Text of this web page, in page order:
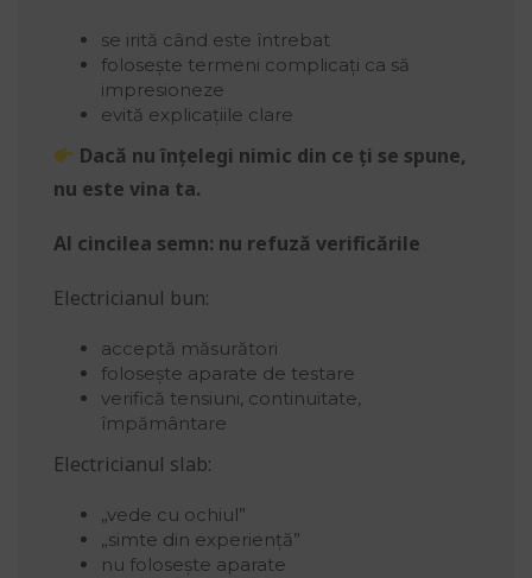
se irită când este întrebat
folosește termeni complicați ca să
impresioneze
evită explicațiile clare
Dacă nu înțelegi nimic din ce ți se spune,
nu este vina ta.
Al cincilea semn: nu refuză verificările
Electricianul bun:
acceptă măsurători
folosește aparate de testare
verifică tensiuni, continuitate,
împământare
Electricianul slab:
„vede cu ochiul”
„simte din experiență”
nu folosește aparate